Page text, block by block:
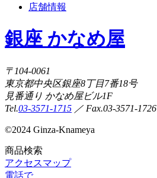
店舗情報
銀座 かなめ屋
〒104-0061
東京都中央区銀座8丁目7番18号
見番通り かなめ屋ビル1F
Tel.03-3571-1715 ／ Fax.03-3571-1726
©2024 Ginza-Knameya
商品検索
アクセスマップ
電話で